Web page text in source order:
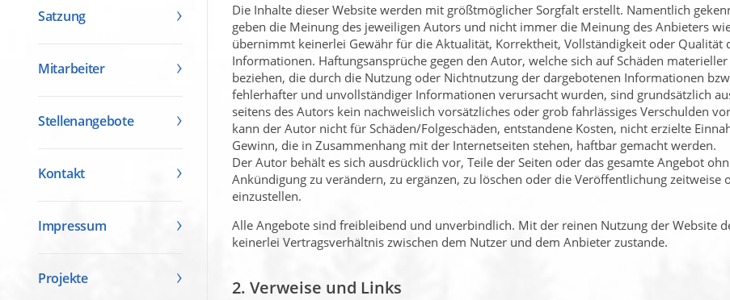
Satzung
Mitarbeiter
Stellenangebote
Kontakt
Impressum
Projekte
Die Inhalte dieser Website werden mit größtmöglicher Sorgfalt erstellt. Namentlich
geben die Meinung des jeweiligen Autors und nicht immer die Meinung des Anbieters
übernimmt keinerlei Gewähr für die Aktualität, Korrektheit, Vollständigkeit oder Qualität
Informationen. Haftungsansprüche gegen den Autor, welche sich auf Schäden
beziehen, die durch die Nutzung oder Nichtnutzung der dargebotenen Informationen
fehlerhafter und unvollständiger Informationen verursacht wurden, sind grundsätzlich
seitens des Autors kein nachweislich vorsätzliches oder grob fahrlässiges Verschulden
kann der Autor nicht für Schäden/Folgeschäden, entstandene Kosten, nicht erzielte
Gewinn, die in Zusammenhang mit der Internetseiten stehen, haftbar gemacht werden.
Der Autor behält es sich ausdrücklich vor, Teile der Seiten oder das gesamte Angebot
Ankündigung zu verändern, zu ergänzen, zu löschen oder die Veröffentlichung zeitweise
einzustellen.
Alle Angebote sind freibleibend und unverbindlich. Mit der reinen Nutzung der Website
keinerlei Vertragsverhältnis zwischen dem Nutzer und dem Anbieter zustande.
2. Verweise und Links